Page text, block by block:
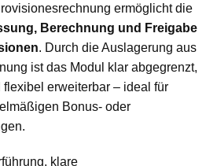
ermöglicht die
Berechnung und Freigabe
. Durch die Auslagerung aus
ist das Modul klar abgegrenzt,
flexibel erweiterbar – ideal für
Bonus- oder
klare